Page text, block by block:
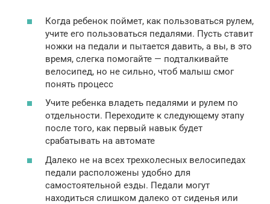
Когда ребенок поймет, как пользоваться рулем,
учите его пользоваться педалями. Пусть ставит
ножки на педали и пытается давить, а вы, в это
время, слегка помогайте — подталкивайте
велосипед, но не сильно, чтоб малыш смог
понять процесс
Учите ребенка владеть педалями и рулем по
отдельности. Переходите к следующему этапу
после того, как первый навык будет
срабатывать на автомате
Далеко не на всех трехколесных велосипедах
педали расположены удобно для
самостоятельной езды. Педали могут
находиться слишком далеко от сиденья или